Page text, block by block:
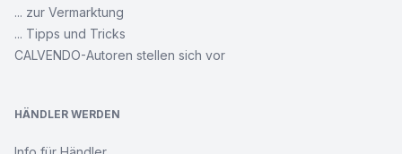
... zur Vermarktung
... Tipps und Tricks
CALVENDO-Autoren stellen sich vor
HÄNDLER WERDEN